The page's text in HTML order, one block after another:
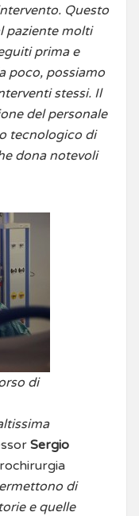
Questo
paziente molti
prima e
poco, possiamo
stessi. Il
del personale
tecnologico di
dona notevoli
di
Sergio
di
e quelle